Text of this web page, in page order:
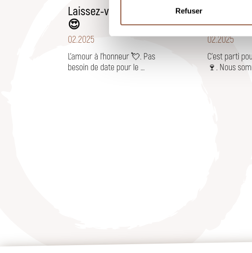
Refuser
Laissez-vous séduire
😍
02.2025
L'amour à l'honneur 💘. Pas
besoin de date pour le …
serons !
02.2025
C'est parti
🍷. Nous